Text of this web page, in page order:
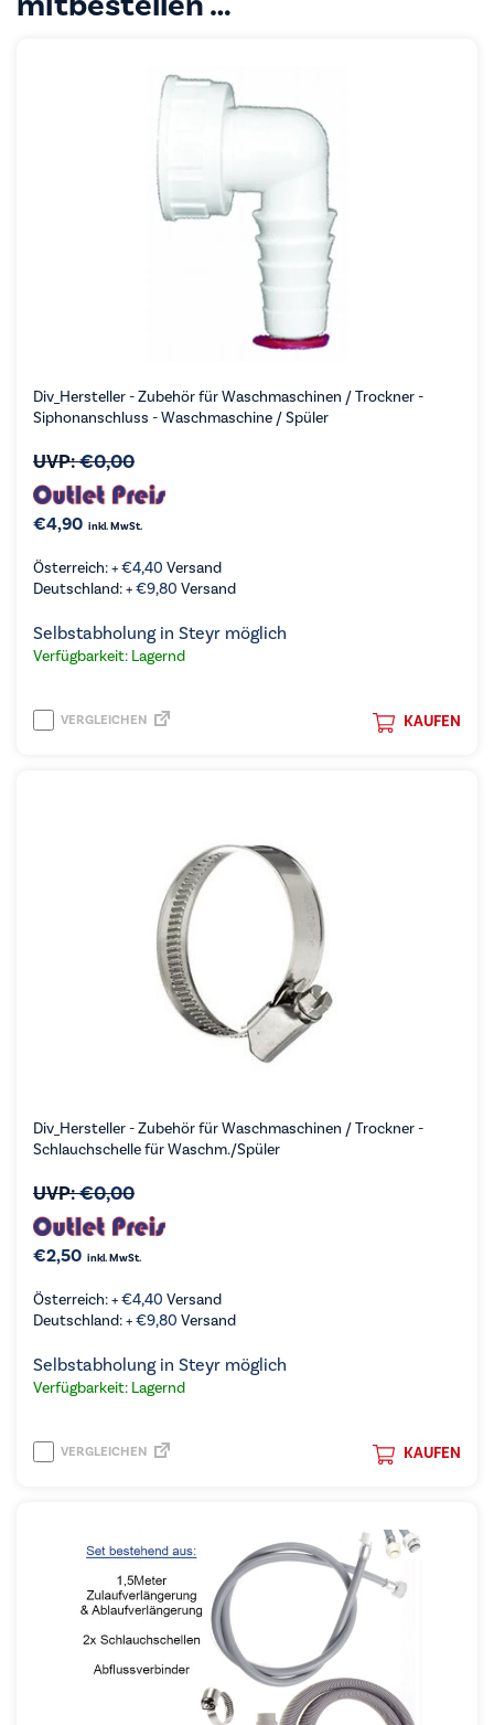
Div_Hersteller - Zubehör für Waschmaschinen / Trockner -
Siphonanschluss - Waschmaschine / Spüler
UVP:€0,00
€4,90 inkl. MwSt.
Österreich: +€4,40 Versand
Deutschland: +€9,80 Versand
Selbstabholung in Steyr möglich
Verfügbarkeit: Lagernd
KAUFEN
VERGLEICHEN
Div_Hersteller - Zubehör für Waschmaschinen / Trockner -
Schlauchschelle für Waschm./Spüler
UVP:€0,00
€2,50 inkl. MwSt.
Österreich: +€4,40 Versand
Deutschland: +€9,80 Versand
Selbstabholung in Steyr möglich
Verfügbarkeit: Lagernd
KAUFEN
VERGLEICHEN